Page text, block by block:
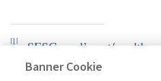
[1] «SESG per l’asset/wealth
Economia&Management
Banner Cookie